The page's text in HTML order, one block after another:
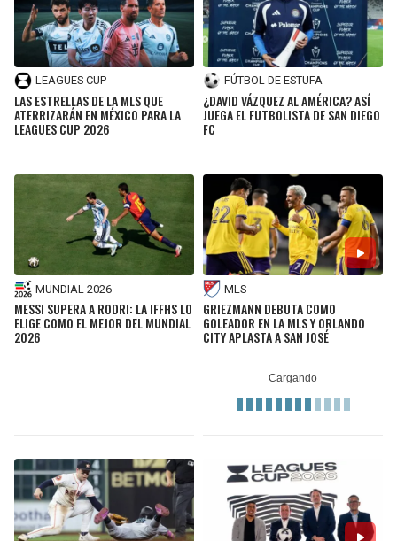
LEAGUES CUP
LAS ESTRELLAS DE LA MLS QUE
ATERRIZARÁN EN MÉXICO PARA LA
LEAGUES CUP 2026
FÚTBOL DE ESTUFA
¿DAVID VÁZQUEZ AL AMÉRICA? ASÍ
JUEGA EL FUTBOLISTA DE SAN DIEGO
FC
MUNDIAL 2026
MESSI SUPERA A RODRI: LA IFFHS LO
ELIGE COMO EL MEJOR DEL MUNDIAL
2026
MLS
GRIEZMANN DEBUTA COMO
GOLEADOR EN LA MLS Y ORLANDO
CITY APLASTA A SAN JOSÉ